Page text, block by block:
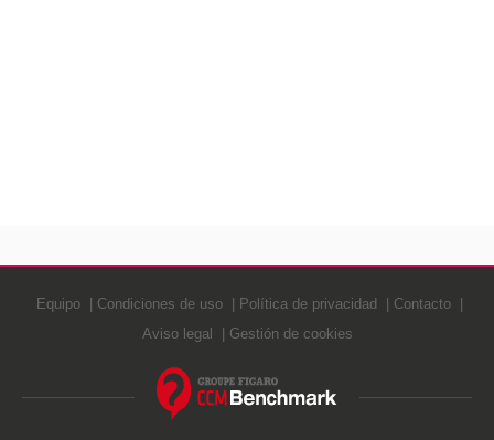
Equipo Condiciones de uso Política de privacidad
Contacto
Aviso legal
Gestión de cookies